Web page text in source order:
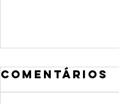
Comentários